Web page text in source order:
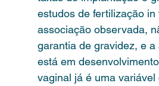
estudos de fertilização in
associação observada,
garantia de gravidez, e a
está em
vaginal já é uma variável